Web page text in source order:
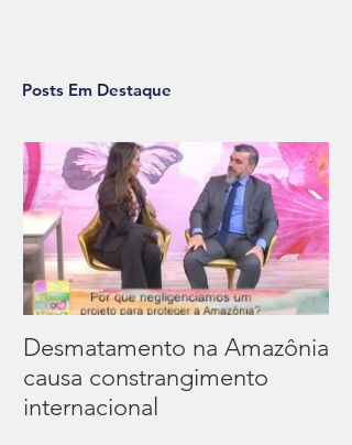
Posts Em Destaque
Desmatamento na Amazônia
causa constrangimento
internacional